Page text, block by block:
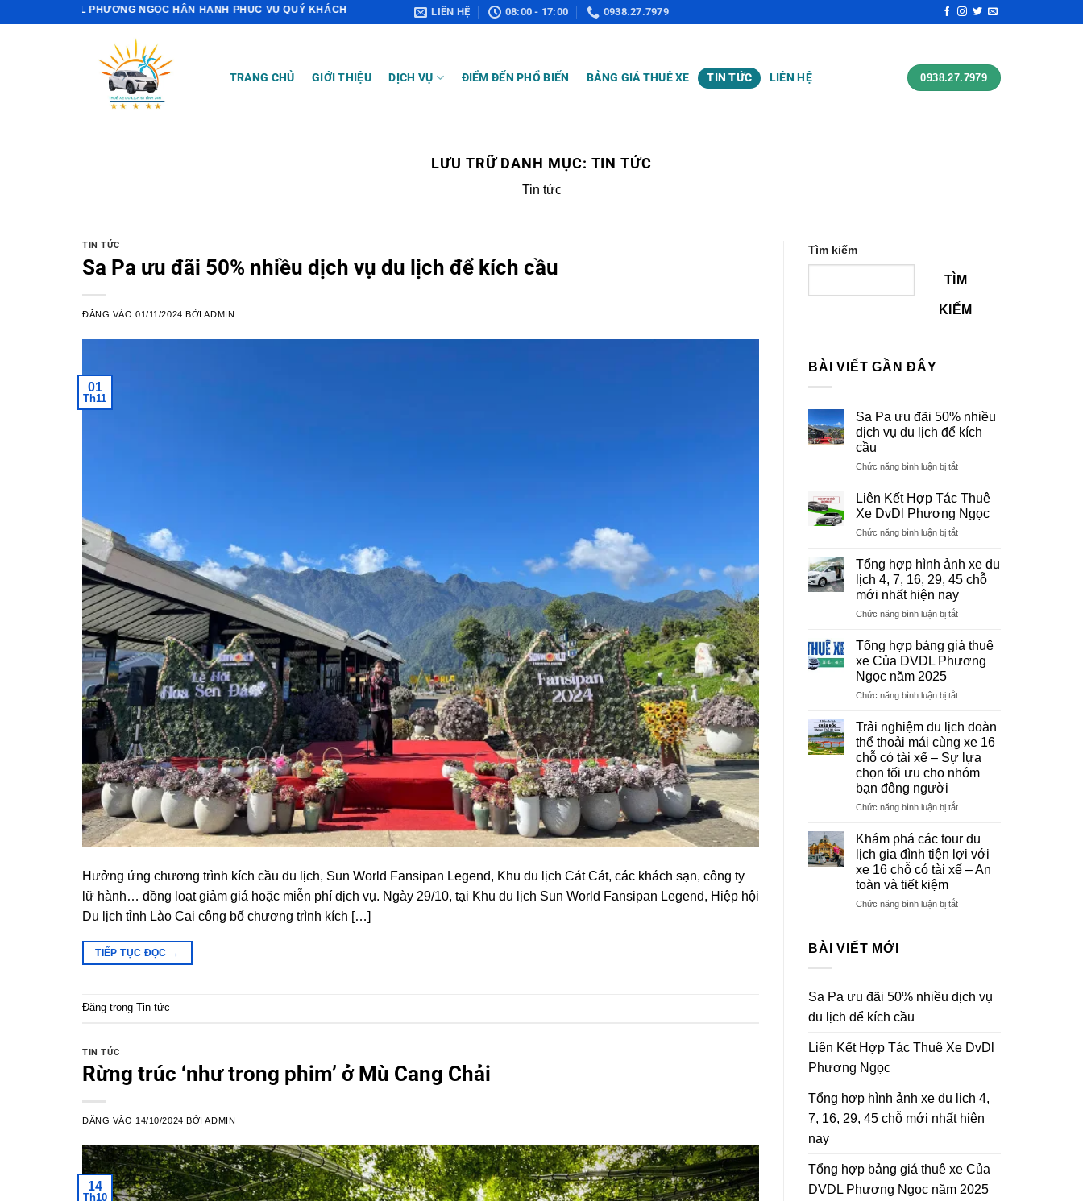
NGỌC HÂN HẠNH PHỤC VỤ QUÝ KHÁCH LIÊN HỆ 08:00 - 17:00 0938.27.7979
TRANG CHỦ GIỚI THIỆU DỊCH VỤ ĐIỂM ĐẾN PHỔ BIẾN BẢNG GIÁ THUÊ XE TIN TỨC LIÊN HỆ 0938.27.7979
LƯU TRỮ DANH MỤC: TIN TỨC
Tin tức
TIN TỨC
Sa Pa ưu đãi 50% nhiều dịch vụ du lịch để kích cầu
ĐĂNG VÀO01/11/2024 BỞIADMIN
01
Th11
Hưởng ứng chương trình kích cầu du lịch, Sun World Fansipan Legend, Khu du lịch Cát Cát, các khách sạn, công ty
lữ hành… đồng loạt giảm giá hoặc miễn phí dịch vụ. Ngày 29/10, tại Khu du lịch Sun World Fansipan Legend, Hiệp hội
Du lịch tỉnh Lào Cai công bố chương trình kích […]
TIẾP TỤC ĐỌC →
Đăng trong Tin tức
TIN TỨC
Rừng trúc ‘như trong phim’ ở Mù Cang Chải
ĐĂNG VÀO 14/10/2024 BỞIADMIN
14
Th10
Tìm kiếm
TÌM
KIẾM
BÀI VIẾT GẦN ĐÂY
Sa Pa ưu đãi 50% nhiều
dịch vụ du lịch để kích
cầu
Chức năng bình luận bị tắtở
Pa
ưu
đãi
50%
dịch
vụ
để
cầu
Liên Kết Hợp Tác Thuê
Xe DvDl Phương Ngọc
Chức năng bình luận bị tắtở
Kết
Hợp
Tác
Xe
Phương
Tổng hợp hình ảnh xe du
lịch 4, 7, 16, 29, 45 chỗ
mới nhất hiện nay
Chức năng bình luận bị tắtở
hợp
ảnh
du
4,
16,
29,
45
mới
hiện
nay
Tổng hợp bảng giá thuê
xe Của DVDL Phương
Ngọc năm 2025
Chức năng bình luận bị tắtở
hợp
giá
thuê
xe
DVDL
năm
2025
Trải nghiệm du lịch đoàn
thể thoải mái cùng xe 16
chỗ có tài xế – Sự lựa
chọn tối ưu cho nhóm
bạn đông người
Chức năng bình luận bị tắtở
nghiệm
du
lịch
đoàn
thoải
tài
lựa
ưu
cho
nhóm
người
Khám phá các tour du
lịch gia đình tiện lợi với
xe 16 chỗ có tài xế – An
toàn và tiết kiệm
Chức năng bình luận bị tắtở
gia
với
chỗ
tài
toàn
và
BÀI VIẾT MỚI
Sa Pa ưu đãi 50% nhiều dịch vụ
du lịch để kích cầu
Liên Kết Hợp Tác Thuê Xe DvDl
Phương Ngọc
Tổng hợp hình ảnh xe du lịch 4,
7, 16, 29, 45 chỗ mới nhất hiện
nay
Tổng hợp bảng giá thuê xe Của
DVDL Phương Ngọc năm 2025